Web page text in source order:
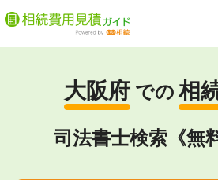
大阪府 での 相
司法書士検索《無